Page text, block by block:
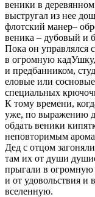
веники в
выстругал из нее
флотский манер–
веника – дубовый и
Пока он управлялся
в огромную кадУшку,
и предбанником,
еловые или
специальных
К тому времени,
уже, по выражению
обдать веники
неповторимым
Дед с отцом
там их от души
прыгали в огромную
и от удовольствия и
вселенную.